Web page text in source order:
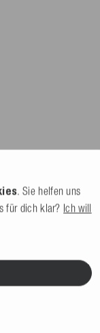
. Sie helfen uns
für dich klar? Ich will